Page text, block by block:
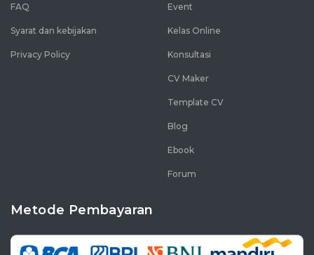
FAQ
Syarat dan kebijakan
Privacy Policy
Event
Kelas Online
Konsultasi
CV Maker
Template CV
Blog
Ebook
Forum
Metode Pembayaran